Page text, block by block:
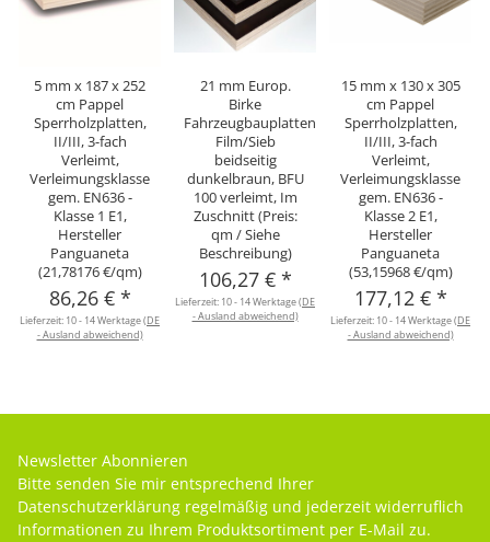
5 mm x 187 x 252
cm Pappel
Sperrholzplatten,
II/III, 3-fach
Verleimt,
Verleimungsklasse
gem. EN636 -
Klasse 1 E1,
Hersteller
Panguaneta
(21,78176 €/qm)
86,26 € *
Lieferzeit: 10 - 14 Werktage(DE
- Ausland abweichend)
21 mm Europ.
Birke
Fahrzeugbauplatten
Film/Sieb
beidseitig
dunkelbraun, BFU
100 verleimt, Im
Zuschnitt (Preis:
qm / Siehe
Beschreibung)
106,27 € *
Lieferzeit: 10 - 14 Werktage(DE
- Ausland abweichend)
15 mm x 130 x 305
cm Pappel
Sperrholzplatten,
II/III, 3-fach
Verleimt,
Verleimungsklasse
gem. EN636 -
Klasse 2 E1,
Hersteller
Panguaneta
(53,15968 €/qm)
177,12 € *
Lieferzeit: 10 - 14 Werktage(DE
- Ausland abweichend)
Newsletter Abonnieren
Bitte senden Sie mir entsprechend Ihrer
Datenschutzerklärung regelmäßig und jederzeit widerruflich
Informationen zu Ihrem Produktsortiment per E-Mail zu.